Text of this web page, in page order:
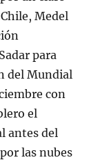
Medel
para
del Mundial
con
el
antes del
las nubes